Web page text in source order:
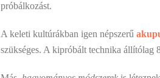
próbálkozást.
A keleti kultúrákban igen népszerű
szükséges. A kipróbált technika állítólag